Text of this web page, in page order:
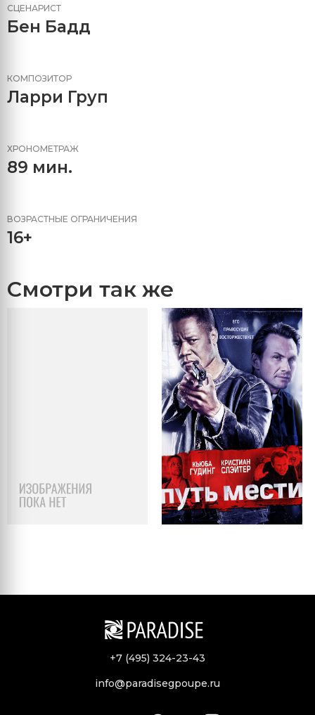
СЦЕНАРИСТ
Бен Бадд
КОМПОЗИТОР
Ларри Груп
ХРОНОМЕТРАЖ
89 мин.
ВОЗРАСТНЫЕ ОГРАНИЧЕНИЯ
16+
Смотри так же
+7 (495) 324-23-43
info@paradisegpoupe.ru